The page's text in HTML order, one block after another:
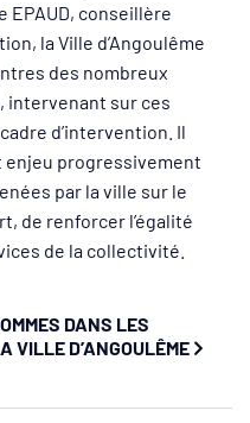
EPAUD, conseillère
la Ville d’Angoulême
des nombreux
intervenant sur ces
d’intervention. Il
enjeu progressivement
par la ville sur le
de renforcer l’égalité
de la collectivité.
DANS LES
VILLE D’ANGOULÊME